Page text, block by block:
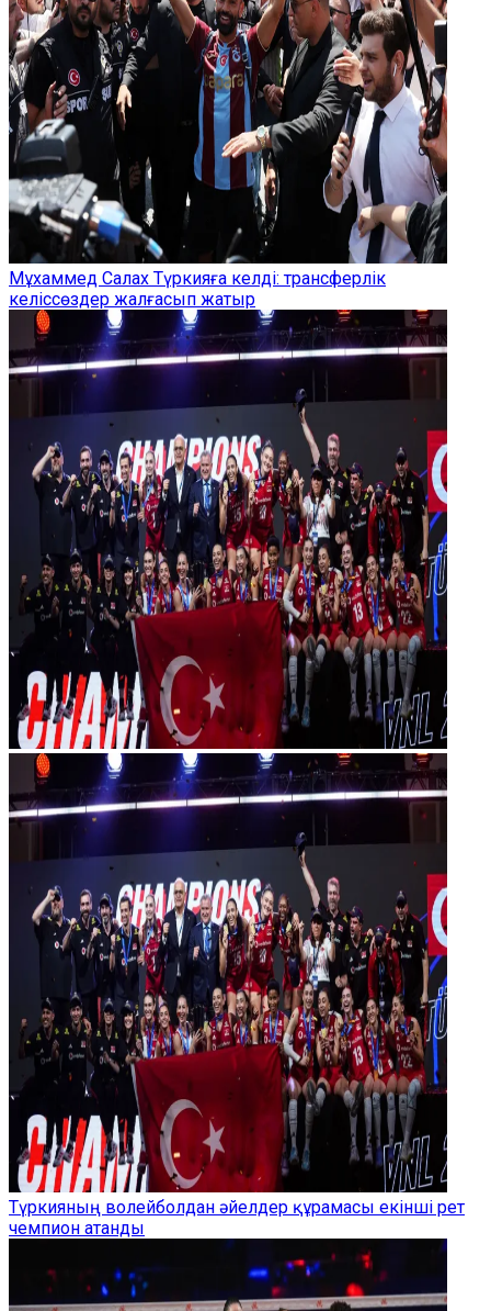
Мұхаммед Салах Түркияға келді: трансферлік
келіссөздер жалғасып жатыр
Түркияның волейболдан әйелдер құрамасы екінші рет
чемпион атанды